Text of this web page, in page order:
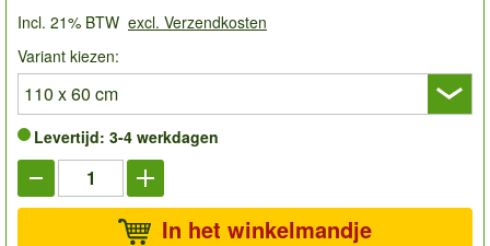
Incl. 21% BTW excl. Verzendkosten
Variant kiezen:
Levertijd: 3-4 werkdagen
In het winkelmandje